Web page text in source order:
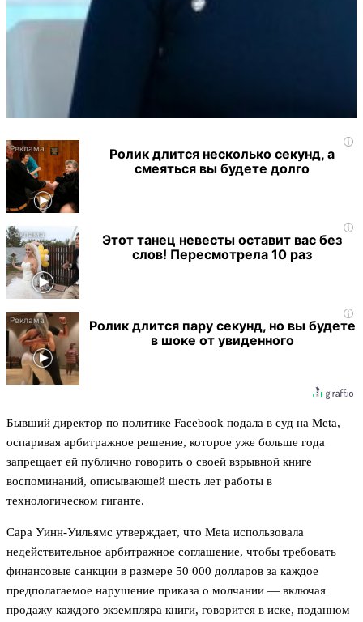
i
Ролик длится несколько секунд, а
смеяться вы будете долго
i
Этот танец невесты оставит вас без
слов! Пересмотрела 10 раз
i
Ролик длится пару секунд, но вы будете
в шоке от увиденного
Бывший директор по политике Facebook подала в суд на Meta,
оспаривая арбитражное решение, которое уже больше года
запрещает ей публично говорить о своей взрывной книге
воспоминаний, описывающей шесть лет работы в
технологическом гиганте.
Сара Уинн-Уильямс утверждает, что Meta использовала
недействительное арбитражное соглашение, чтобы требовать
финансовые санкции в размере 50 000 долларов за каждое
предполагаемое нарушение приказа о молчании — включая
продажу каждого экземпляра книги, говорится в иске, поданном